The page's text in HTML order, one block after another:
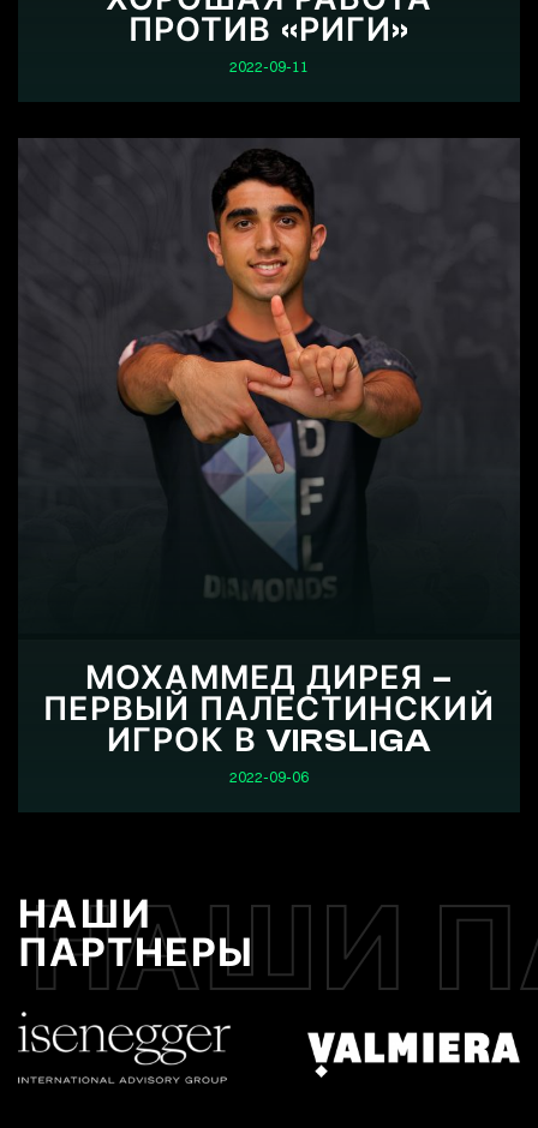
ПРОТИВ «РИГИ»
2022-09-11
МОХАММЕД ДИРЕЯ –
ПЕРВЫЙ ПАЛЕСТИНСКИЙ
ИГРОК В VIRSLIGA
2022-09-06
НАШИ
НАШИ
ПАРТНЕРЫ